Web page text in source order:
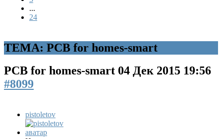
...
24
ТЕМА: PCB for homes-smart
PCB for homes-smart 04 Дек 2015 19:56
#8099
pistoletov